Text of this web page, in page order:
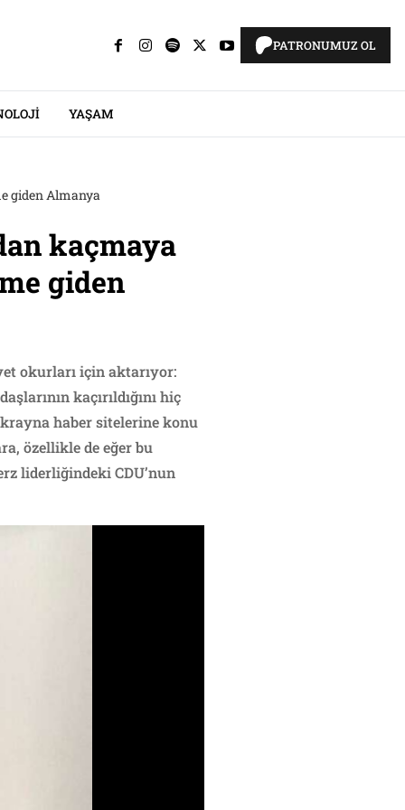
PATRONUMUZ OL
YAŞAM
giden Almanya
kaçmaya
giden
okurları için aktarıyor:
kaçırıldığını hiç
haber sitelerine konu
özellikle de eğer bu
liderliğindeki CDU’nun